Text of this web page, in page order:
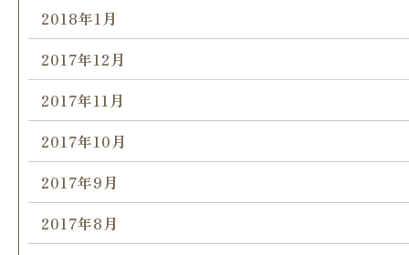
2018年1月
2017年12月
2017年11月
2017年10月
2017年9月
2017年8月